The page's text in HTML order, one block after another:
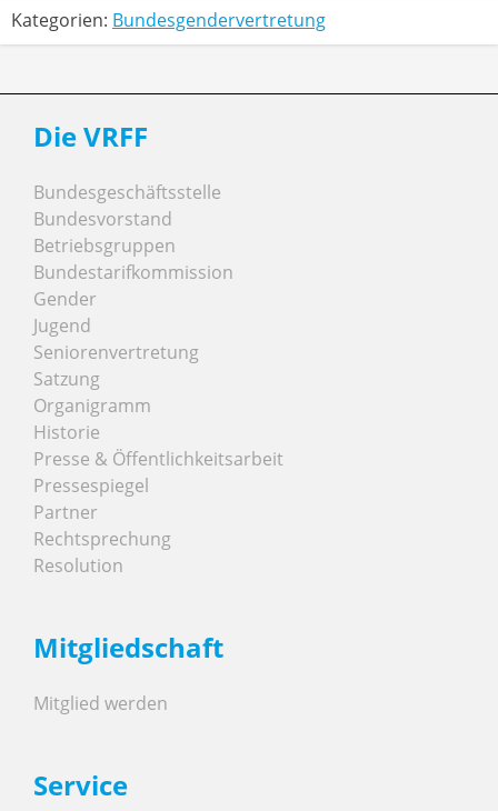
Kategorien: Bundesgendervertretung
Die VRFF
Bundesgeschäftsstelle
Bundesvorstand
Betriebsgruppen
Bundestarifkommission
Gender
Jugend
Seniorenvertretung
Satzung
Organigramm
Historie
Presse & Öffentlichkeitsarbeit
Pressespiegel
Partner
Rechtsprechung
Resolution
Mitgliedschaft
Mitglied werden
Service